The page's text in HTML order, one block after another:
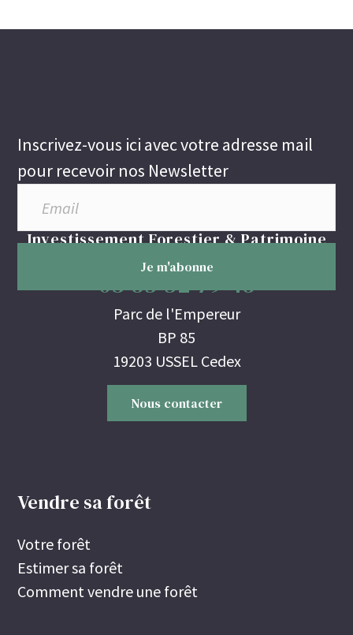
Inscrivez-vous ici avec votre adresse mail
pour recevoir nos Newsletter
Investissement Forestier & Patrimoine
03 85 52 79 48
Parc de l'Empereur
BP 85
19203 USSEL Cedex
Nous contacter
Vendre sa forêt
Votre forêt
Estimer sa forêt
Comment vendre une forêt